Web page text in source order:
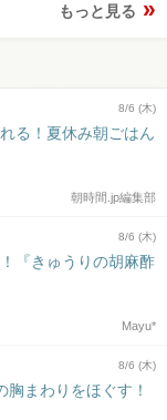
もっと見る
8/6 (木)
る！夏休み朝ごはん
朝時間.jp編集部
8/6 (木)
『きゅうりの胡麻酢
Mayu*
8/6 (木)
胸まわりをほぐす！